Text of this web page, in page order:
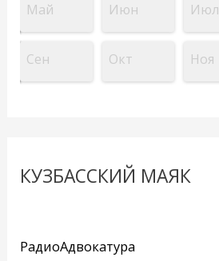
Май Июн Июл
Сен Окт Ноя
КУЗБАССКИЙ МАЯК
РадиоАдвокатура